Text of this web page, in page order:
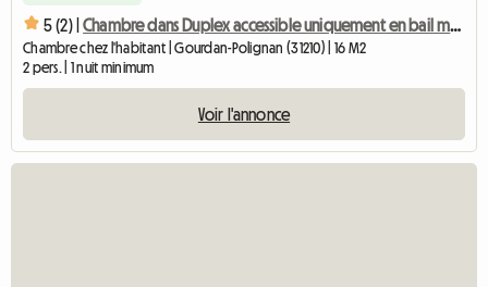
5 (2) | Chambre dans Duplex accessible uniquement en bail mobilité
Chambre chez l'habitant | Gourdan-Polignan (31210) | 16 M2
2 pers. | 1 nuit minimum
Voir l'annonce